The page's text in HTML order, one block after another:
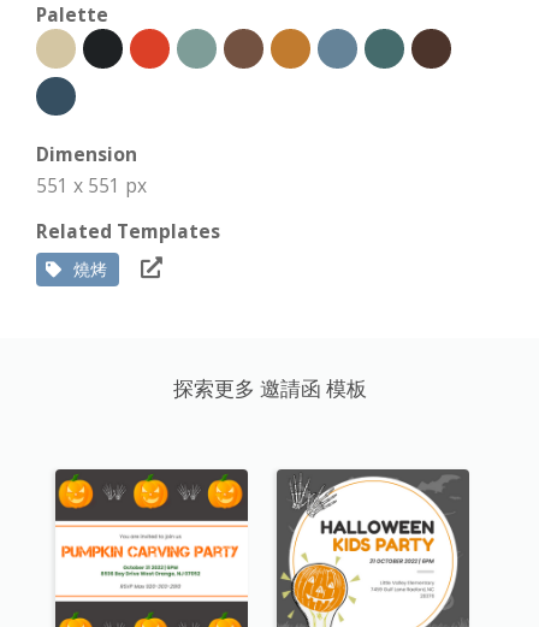
Palette
Dimension
551 x 551 px
Related Templates
燒烤
探索更多 邀請函 模板